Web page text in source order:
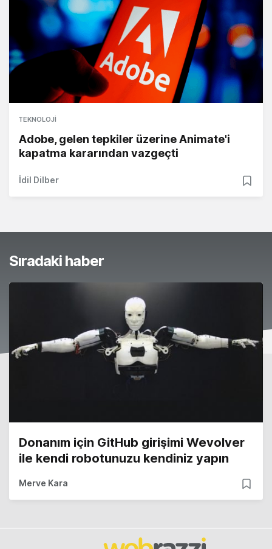
TEKNOLOJI
Adobe, gelen tepkiler üzerine Animate'i
kapatma kararından vazgeçti
İdil Dilber
Sıradaki haber
Donanım için GitHub girişimi Wevolver
ile kendi robotunuzu kendiniz yapın
Merve Kara